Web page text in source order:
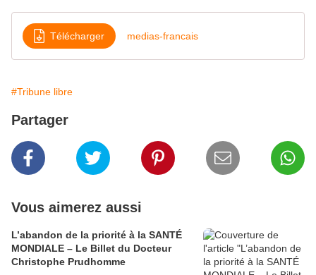
Télécharger medias-francais
#Tribune libre
Partager
Vous aimerez aussi
L’abandon de la priorité à la SANTÉ
MONDIALE – Le Billet du Docteur
Christophe Prudhomme